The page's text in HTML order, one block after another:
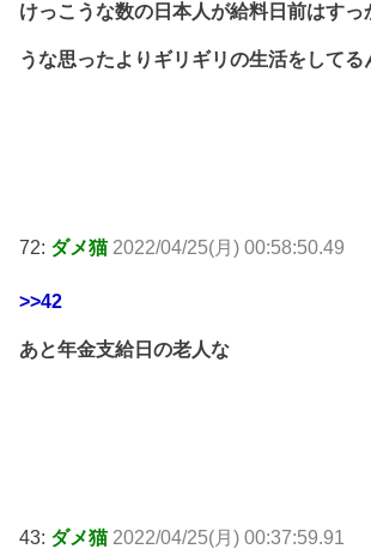
けっこうな数の日本人が給料日前はすっ
うな思ったよりギリギリの生活をしてる
72: ダメ猫 2022/04/25(月) 00:58:50.49
>>42
あと年金支給日の老人な
43: ダメ猫 2022/04/25(月) 00:37:59.91